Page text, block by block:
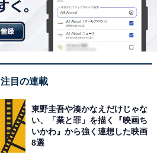
注目の連載
東野圭吾や湊かなえだけじゃな
い、「業と罪」を描く『映画ち
いかわ』から強く連想した映画
8選